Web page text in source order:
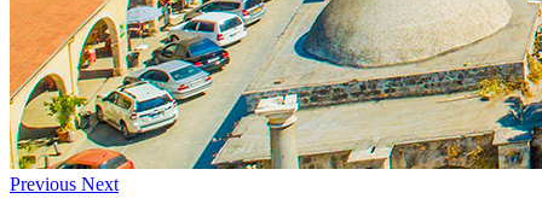
Previous Next